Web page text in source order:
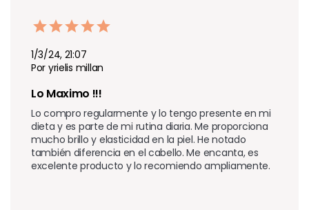
1/3/24, 21:07
Por yrielis millan
Lo Maximo !!!
Lo compro regularmente y lo tengo presente en mi
dieta y es parte de mi rutina diaria. Me proporciona
mucho brillo y elasticidad en la piel. He notado
también diferencia en el cabello. Me encanta, es
excelente producto y lo recomiendo ampliamente.